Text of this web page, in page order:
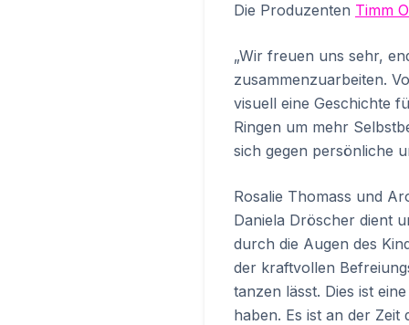
Die Produzenten Timm
„Wir freuen uns sehr,
zusammenzuarbeiten.
visuell eine Geschichte
Ringen um mehr
sich gegen persönliche
Rosalie Thomass und
Daniela Dröscher dient
durch die Augen des
der kraftvollen
tanzen lässt. Dies ist
haben. Es ist an der